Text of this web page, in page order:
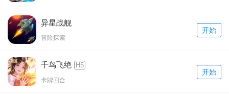
异星战舰
冒险探索
开始
千鸟飞绝 H5
卡牌回合
开始